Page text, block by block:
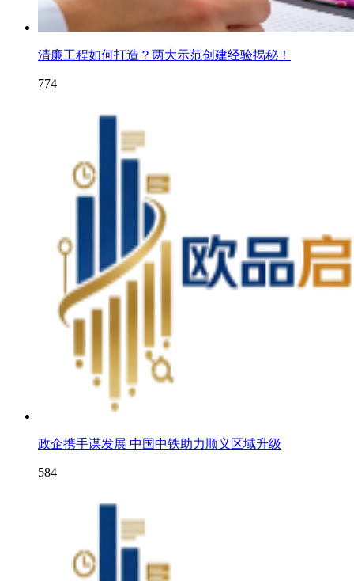
清廉工程如何打造？两大示范创建经验揭秘！
774
政企携手谋发展 中国中铁助力顺义区域升级
584